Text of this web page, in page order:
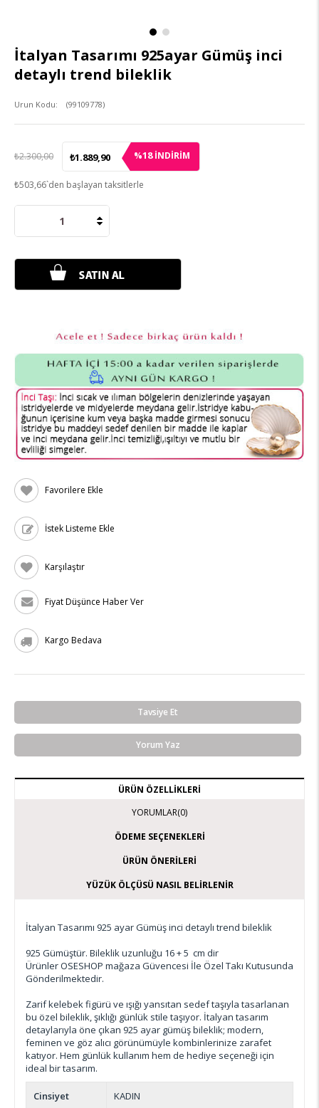
İtalyan Tasarımı 925ayar Gümüş inci
detaylı trend bileklik
(99109778)
₺2.300,00 ₺1.889,90 %18İNDIRIM
₺503,66`den başlayan taksitlerle
Favorilere Ekle
İstek Listeme Ekle
Karşılaştır
Fiyat Düşünce Haber Ver
Kargo Bedava
Tavsiye Et
Yorum Yaz
ÜRÜN ÖZELLIKLERI
YORUMLAR(0)
ÖDEME SEÇENEKLERI
ÜRÜN ÖNERILERI
YÜZÜK ÖLÇÜSÜ NASIL BELIRLENIR
İtalyan Tasarımı 925 ayar Gümüş inci detaylı trend bileklik
925 Gümüştür. Bileklik uzunluğu 16 + 5 cm dir
Ürünler OSESHOP mağaza Güvencesi İle Özel Takı Kutusunda
Gönderilmektedir.
Zarif kelebek figürü ve ışığı yansıtan sedef taşıyla tasarlanan
bu özel bileklik, şıklığı günlük stile taşıyor. İtalyan tasarım
detaylarıyla öne çıkan 925 ayar gümüş bileklik; modern,
feminen ve göz alıcı görünümüyle kombinlerinize zarafet
katıyor. Hem günlük kullanım hem de hediye seçeneği için
ideal bir tasarım.
Cinsiyet KADIN